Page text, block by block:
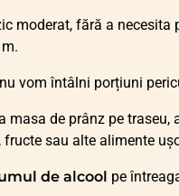
moderat, fără a
vom întâlni porțiuni
masa de prânz pe
sau alte alimente
de alcool pe